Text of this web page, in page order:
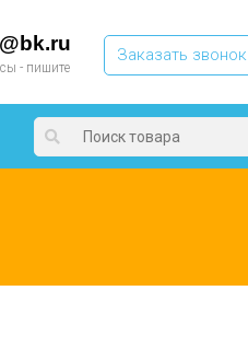
- пишите
Заказать звонок